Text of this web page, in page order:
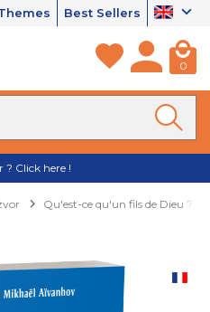
Best Sellers
0
? Click here !
Qu'est-ce qu'un fils de Dieu ?